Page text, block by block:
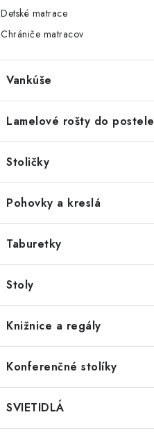
Detské matrace
Chrániče matracov
Vankúše
Lamelové rošty do postele
Stoličky
Pohovky a kreslá
Taburetky
Stoly
Knižnice a regály
Konferenčné stolíky
SVIETIDLÁ